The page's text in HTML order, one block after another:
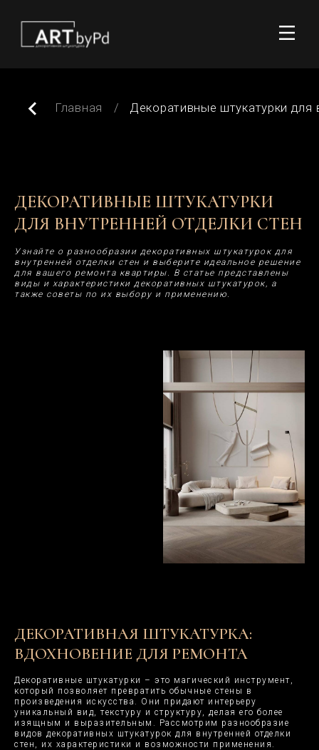
ДЕКОРАТИВНЫЕ ШТУКАТУРКИ
ДЛЯ ВНУТРЕННЕЙ ОТДЕЛКИ СТЕН
Узнайте о разнообразии декоративных штукатурок для
внутренней отделки стен и выберите идеальное решение
для вашего ремонта квартиры. В статье представлены
виды и характеристики декоративных штукатурок, а
также советы по их выбору и применению.
ДЕКОРАТИВНАЯ ШТУКАТУРКА:
ВДОХНОВЕНИЕ ДЛЯ РЕМОНТА
Декоративные штукатурки – это магический инструмент,
который позволяет превратить обычные стены в
произведения искусства. Они придают интерьеру
уникальный вид, текстуру и структуру, делая его более
изящным и выразительным. Рассмотрим разнообразие
видов декоративных штукатурок для внутренней отделки
стен, их характеристики и возможности применения.